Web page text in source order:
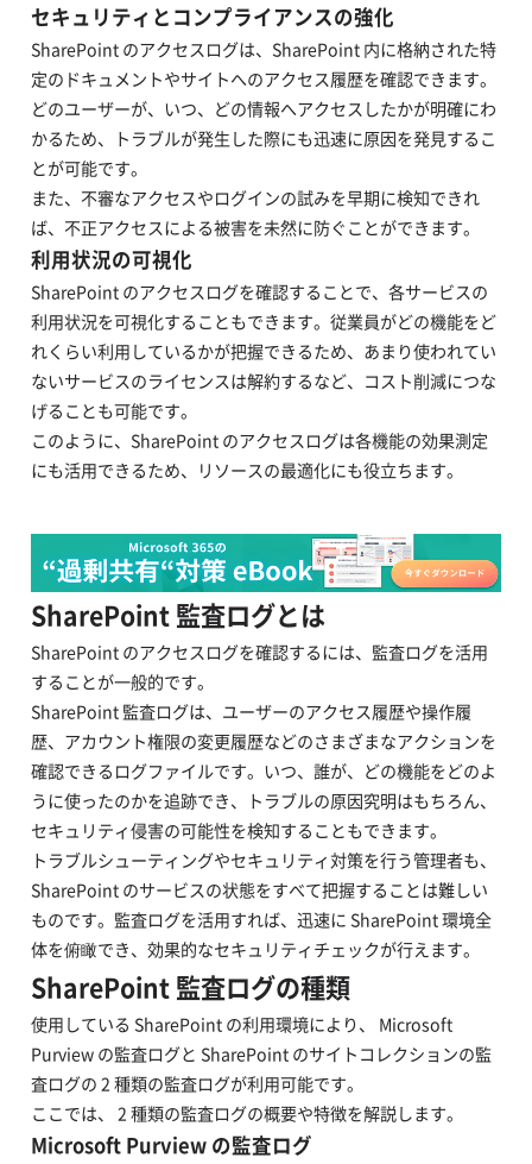
セキュリティとコンプライアンスの強化
SharePoint のアクセスログは、SharePoint 内に格納された特
定のドキュメントやサイトへのアクセス履歴を確認できます。
どのユーザーが、いつ、どの情報へアクセスしたかが明確にわ
かるため、トラブルが発生した際にも迅速に原因を発見するこ
とが可能です。
また、不審なアクセスやログインの試みを早期に検知できれ
ば、不正アクセスによる被害を未然に防ぐことができます。
利用状況の可視化
SharePoint のアクセスログを確認することで、各サービスの
利用状況を可視化することもできます。従業員がどの機能をど
れくらい利用しているかが把握できるため、あまり使われてい
ないサービスのライセンスは解約するなど、コスト削減につな
げることも可能です。
このように、SharePoint のアクセスログは各機能の効果測定
にも活用できるため、リソースの最適化にも役立ちます。
SharePoint 監査ログとは
SharePoint のアクセスログを確認するには、監査ログを活用
することが一般的です。
SharePoint 監査ログは、ユーザーのアクセス履歴や操作履
歴、アカウント権限の変更履歴などのさまざまなアクションを
確認できるログファイルです。いつ、誰が、どの機能をどのよ
うに使ったのかを追跡でき、トラブルの原因究明はもちろん、
セキュリティ侵害の可能性を検知することもできます。
トラブルシューティングやセキュリティ対策を行う管理者も、
SharePoint のサービスの状態をすべて把握することは難しい
ものです。監査ログを活用すれば、迅速に SharePoint 環境全
体を俯瞰でき、効果的なセキュリティチェックが行えます。
SharePoint 監査ログの種類
使用している SharePoint の利用環境により、 Microsoft
Purview の監査ログと SharePoint のサイトコレクションの監
査ログの 2 種類の監査ログが利用可能です。
ここでは、 2 種類の監査ログの概要や特徴を解説します。
Microsoft Purview の監査ログ